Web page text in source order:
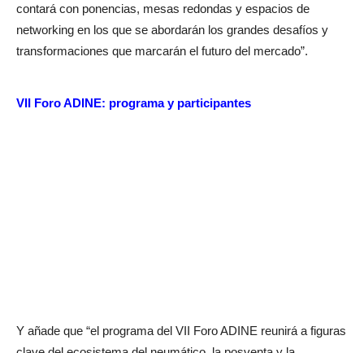
contará con ponencias, mesas redondas y espacios de
networking en los que se abordarán los grandes desafíos y
transformaciones que marcarán el futuro del mercado”.
VII Foro ADINE: programa y participantes
Y añade que “el programa del VII Foro ADINE reunirá a figuras